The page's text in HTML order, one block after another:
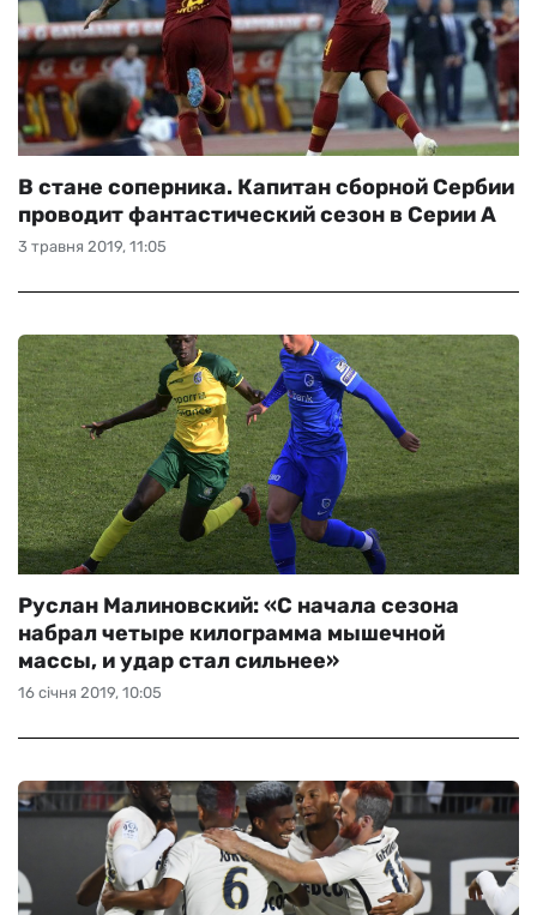
3 травня 2019, 11:05
В стане соперника. Капитан сборной Сербии
проводит фантастический сезон в Серии А
16 січня 2019, 10:05
Руслан Малиновский: «С начала сезона
набрал четыре килограмма мышечной
массы, и удар стал сильнее»